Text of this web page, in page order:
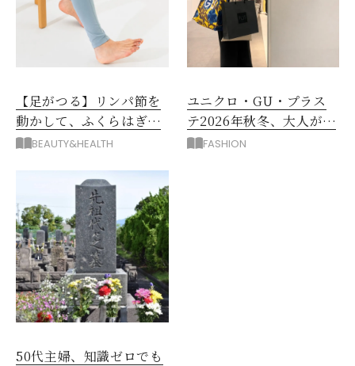
【足がつる】リンパ節を
動かして、ふくらはぎの
むくみ、こむら返りを解
BEAUTY&HEALTH
ユニクロ・GU・プラス
テ2026年秋冬、大人が着
たい新作服は？
FASHION
50代主婦、知識ゼロでも